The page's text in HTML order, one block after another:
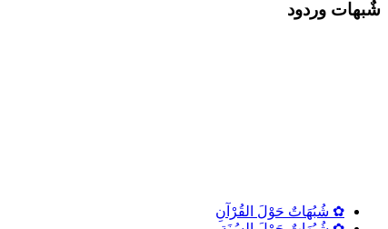
شٌبهات وردود
✿ شُبُهَاتٌ حَوْلَ القُرْآنِ